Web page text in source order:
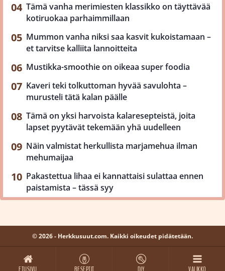
Tämä vanha merimiesten klassikko on täyttävää
kotiruokaa parhaimmillaan
Mummon vanha niksi saa kasvit kukoistamaan –
et tarvitse kalliita lannoitteita
Mustikka-smoothie on oikeaa super foodia
Kaveri teki tolkuttoman hyvää savulohta –
murusteli tätä kalan päälle
Tämä on yksi harvoista kalaresepteistä, joita
lapset pyytävät tekemään yhä uudelleen
Näin valmistat herkullista marjamehua ilman
mehumaijaa
Pakastettua lihaa ei kannattaisi sulattaa ennen
paistamista – tässä syy
© 2026 - Herkkusuut.com. Kaikki oikeudet pidätetään.